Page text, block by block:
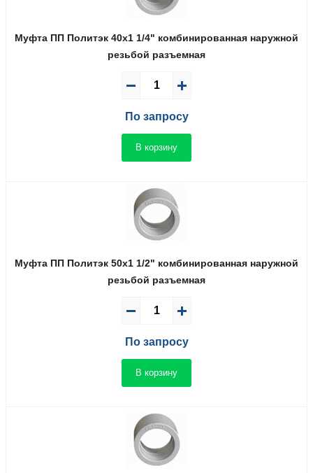
Муфта ПП Политэк 40x1 1/4" комбинированная наружной
резьбой разъемная
По запросу
В корзину
Муфта ПП Политэк 50x1 1/2" комбинированная наружной
резьбой разъемная
По запросу
В корзину